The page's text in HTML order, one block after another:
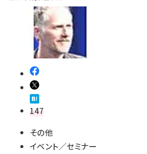
147
その他
イベント／セミナー